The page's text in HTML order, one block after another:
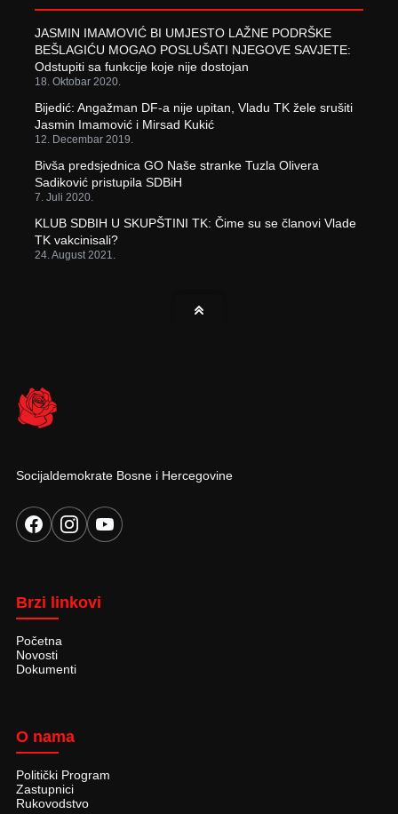
JASMIN IMAMOVIĆ BI UMJESTO LAŽNE PODRŠKE
BEŠLAGIĆU MOGAO POSLUŠATI NJEGOVE SAVJETE:
Odstupiti sa funkcije koje nije dostojan
18. Oktobar 2020.
Bijedić: Angažman DF-a nije upitan, Vladu TK žele srušiti
Jasmin Imamović i Mirsad Kukić
12. Decembar 2019.
Bivša predsjednica GO Naše stranke Tuzla Olivera
Sadiković pristupila SDBiH
7. Juli 2020.
KLUB SDBIH U SKUPŠTINI TK: Čime su se članovi Vlade
TK vakcinisali?
24. August 2021.
Socijaldemokrate Bosne i Hercegovine
Brzi linkovi
Početna
Novosti
Dokumenti
O nama
Politički Program
Zastupnici
Rukovodstvo